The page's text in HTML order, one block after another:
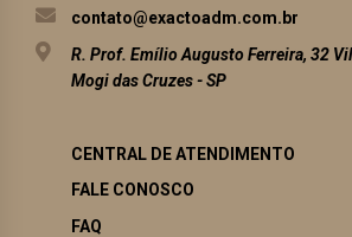
contato@exactoadm.com.br
R. Prof. Emílio Augusto Ferreira, 32
Mogi das Cruzes - SP
CENTRAL DE ATENDIMENTO
FALE CONOSCO
FAQ